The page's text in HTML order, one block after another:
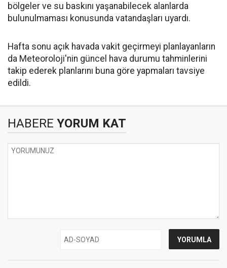
bölgeler ve su baskını yaşanabilecek alanlarda
bulunulmaması konusunda vatandaşları uyardı.
Hafta sonu açık havada vakit geçirmeyi planlayanların
da Meteoroloji'nin güncel hava durumu tahminlerini
takip ederek planlarını buna göre yapmaları tavsiye
edildi.
HABERE YORUM KAT